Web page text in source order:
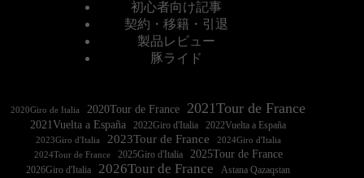
初心者向け記事
契約・移籍・引退
製品レビュー
豚ライド
2020Giro de Italia 2020Tour de France 2021Tour de France
2021Vuelta a España 2022Vuelta a España
2023Giro d'Italia 2023Tour de France
2024Tour de France
2025Giro d'Italia 2025Tour de France
2026Giro d'Italia 2026Tour de France Astana Qazaqstan